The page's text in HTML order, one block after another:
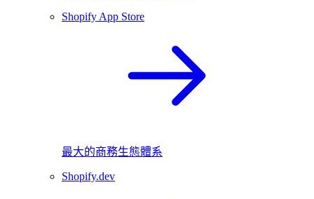
Shopify App Store
最大的商務生態體系
Shopify.dev